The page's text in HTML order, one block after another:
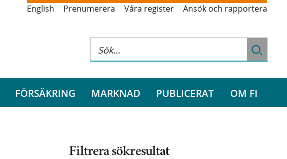
English Prenumerera Våra register Ansök och rapportera
FÖRSÄKRING MARKNAD PUBLICERAT OM FI
Filtrera sökresultat